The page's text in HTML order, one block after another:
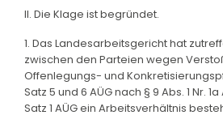
II. Die Klage ist begründet.
1. Das Landesarbeitsgericht hat
zwischen den Parteien wegen
Offenlegungs- und
Satz 5 und 6 AÜG nach § 9 Abs. 1 Nr. 1a
Satz 1 AÜG ein Arbeitsverhältnis